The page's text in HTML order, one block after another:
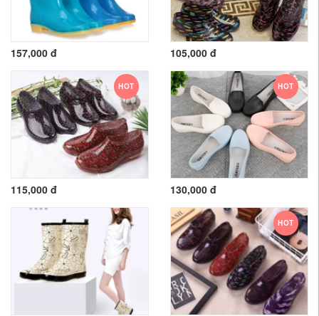
157,000 đ 105,000 đ
HOT
115,000 đ
HOT
130,000 đ
HOT